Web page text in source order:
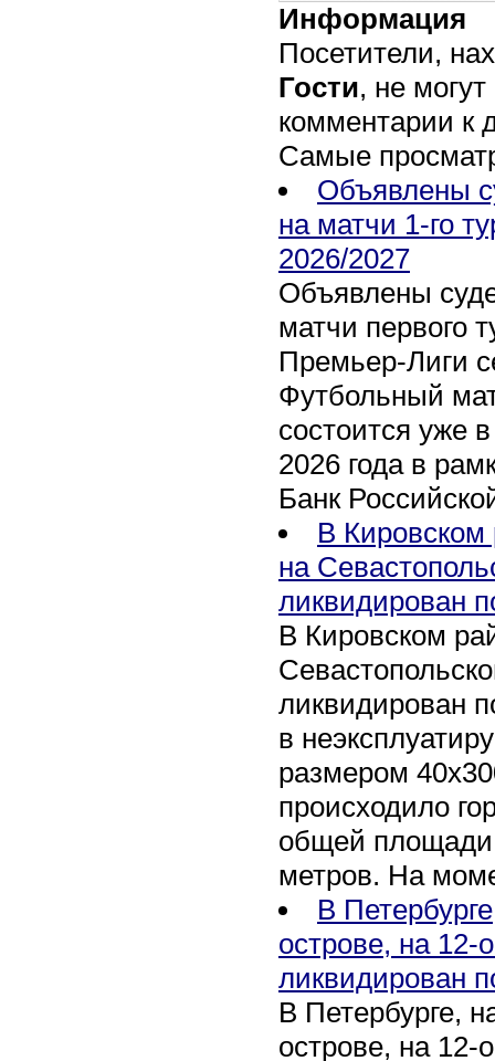
Информация
Посетители,
Гости, не
комментарии к
Самые
Объявлены
на матчи 1-го
2026/2027
Объявлены
матчи первого
Премьер-Лиги
Футбольный
состоится уже
2026 года в
Банк
В Кировском
на
ликвидирован
В Кировском
ликвидирован
в
размером
происходило
общей площади
метров. На
В
острове, на 12-
ликвидирован
В Петербурге,
острове, на 12-